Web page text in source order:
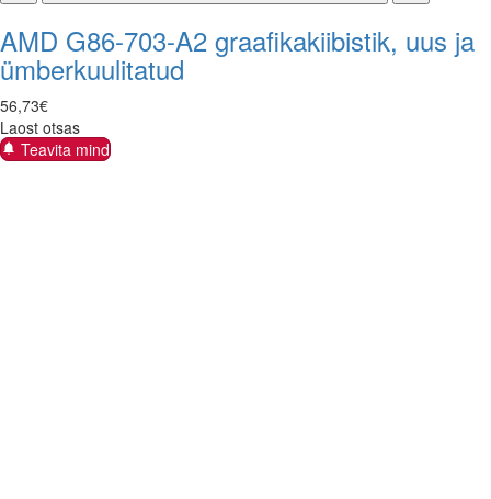
AMD G86-703-A2 graafikakiibistik, uus ja
ümberkuulitatud
56,73€
Laost otsas
Teavita mind